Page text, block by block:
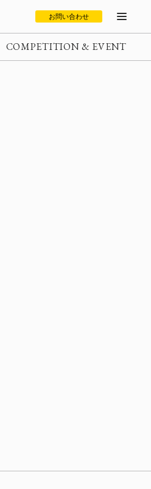
お問い合わせ
COMPETITION & EVENT